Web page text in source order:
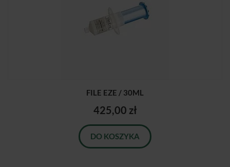
FILE EZE / 30ML
425,00 zł
DO KOSZYKA